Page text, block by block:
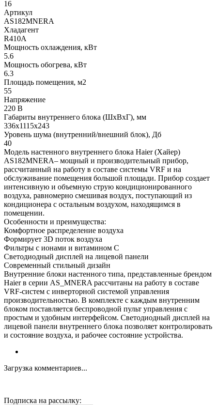
16
Артикул
AS182MNERA
Хладагент
R410A
Мощность охлаждения, кВт
5.6
Мощность обогрева, кВт
6.3
Площадь помещения, м2
55
Напряжение
220 В
Габариты внутреннего блока (ШхВхГ), мм
336х1115х243
Уровень шума (внутренний/внешний блок), Дб
40
Модель настенного внутреннего блока Haier (Хайер)
AS182MNERA– мощный и производительный прибор,
рассчитанный на работу в составе системы VRF и на
обслуживание помещения большой площади. Прибор создает
интенсивную и объемную струю кондиционированного
воздуха, равномерно смешивая воздух, поступающий из
кондиционера с остальным воздухом, находящимся в
помещении.
Особенности и преимущества:
Комфортное распределение воздуха
Формирует 3D поток воздуха
Фильтры с ионами и витамином С
Светодиодный дисплей на лицевой панели
Современный стильный дизайн
Внутренние блоки настенного типа, представленные брендом
Haier в серии AS­_MNERA рассчитаны на работу в составе
VRF-систем с инверторной системой управления
производительностью. В комплекте с каждым внутренним
блоком поставляется беспроводной пульт управления с
простым и удобным интерфейсом. Светодиодный дисплей на
лицевой панели внутреннего блока позволяет контролировать
и состояние воздуха, и рабочее состояние устройства.
Загрузка комментариев...
Подписка на рассылку: